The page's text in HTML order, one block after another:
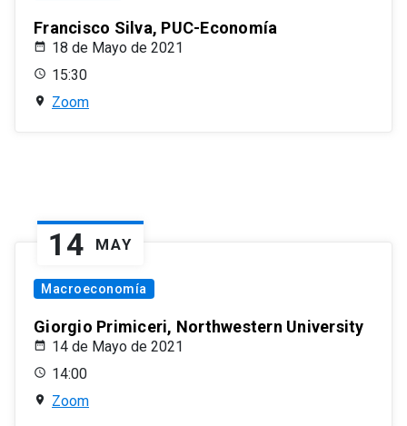
Francisco Silva, PUC-Economía
18 de Mayo de 2021
15:30
Zoom
14 MAY
Macroeconomía
Giorgio Primiceri, Northwestern University
14 de Mayo de 2021
14:00
Zoom